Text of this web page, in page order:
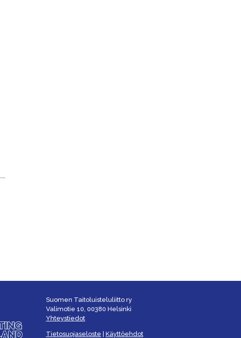
Suomen Taitoluisteluliitto ry
Valimotie 10, 00380 Helsinki
Yhteystiedot
Tietosuojaseloste Käyttöehdot